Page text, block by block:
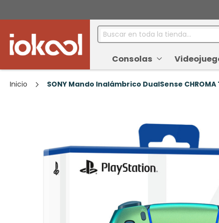
Consolas
Buscar
Inicio SONY Mando Inalámbrico DualSense CHROMA